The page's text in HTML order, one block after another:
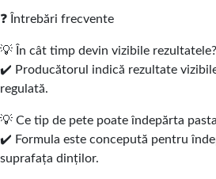
❓ Întrebări frecvente
💡 În cât timp devin vizibile rezultatele?
✔️ Producătorul indică rezultate
regulată.
💡 Ce tip de pete poate îndepărta
✔️ Formula este concepută pentru
suprafața dinților.